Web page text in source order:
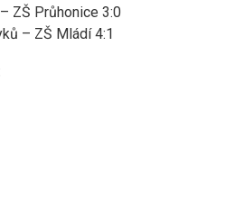
ZŠ Průhonice 3:0
– ZŠ Mládí 4:1